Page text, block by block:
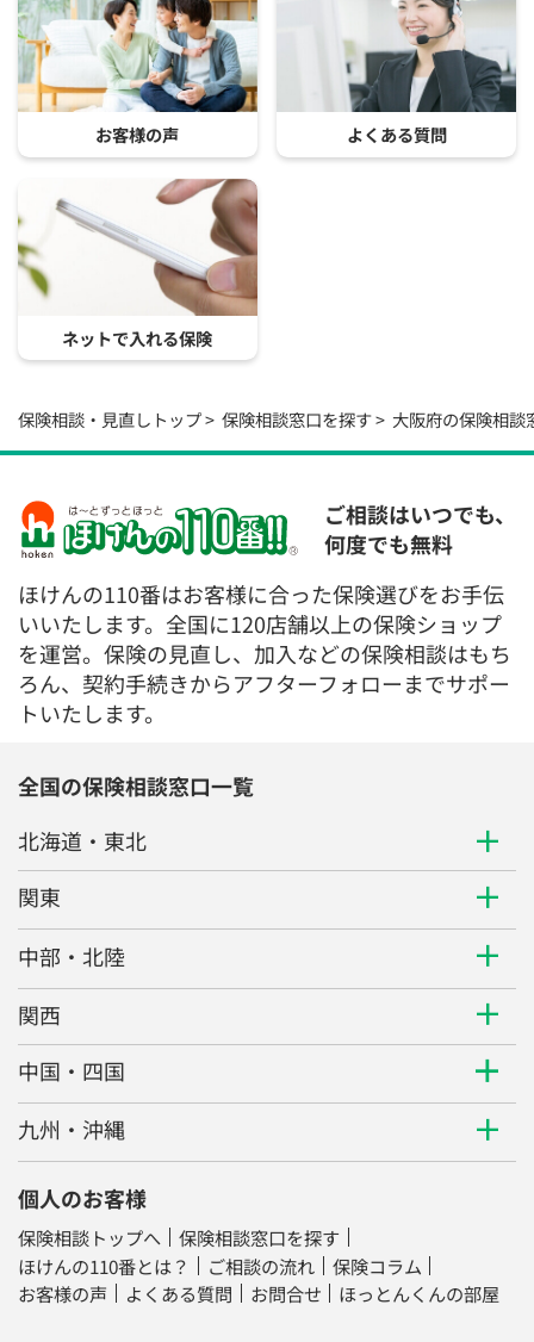
お客様の声 よくある質問
ネットで入れる保険
保険相談・見直しトップ 保険相談窓口を探す 大阪府の保険相談
ご相談はいつでも、
何度でも無料
ほけんの110番はお客様に合った保険選びをお手伝
いいたします。全国に120店舗以上の保険ショップ
を運営。保険の見直し、加入などの保険相談はもち
ろん、契約手続きからアフターフォローまでサポー
トいたします。
全国の保険相談窓口一覧
北海道・東北
関東
中部・北陸
関西
中国・四国
九州・沖縄
個人のお客様
保険相談トップへ
保険相談窓口を探す
ほけんの110番とは？
ご相談の流れ
保険コラム
お客様の声
よくある質問 お問合せ ほっとんくんの部屋